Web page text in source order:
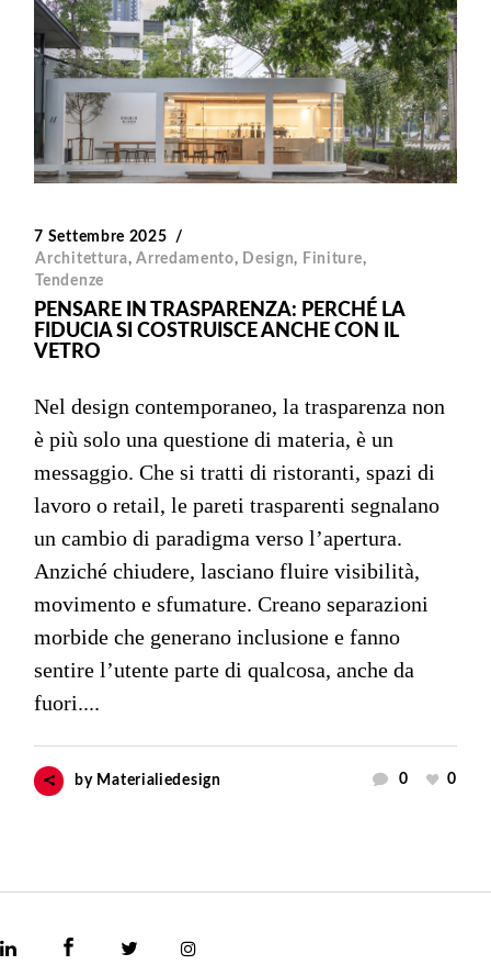
7 Settembre 2025
Architettura,Arredamento, Design, Finiture,
Tendenze
PENSARE IN TRASPARENZA: PERCHÉ LA
FIDUCIA SI COSTRUISCE ANCHE CON IL
VETRO
Nel design contemporaneo, la trasparenza non
è più solo una questione di materia, è un
messaggio. Che si tratti di ristoranti, spazi di
lavoro o retail, le pareti trasparenti segnalano
un cambio di paradigma verso l’apertura.
Anziché chiudere, lasciano fluire visibilità,
movimento e sfumature. Creano separazioni
morbide che generano inclusione e fanno
sentire l’utente parte di qualcosa, anche da
fuori....
by Materialiedesign 0 0